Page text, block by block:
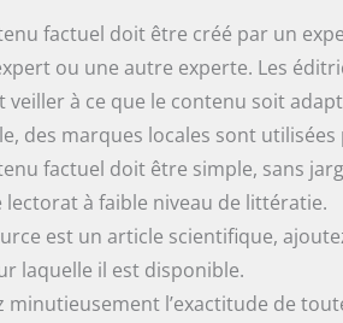
factuel doit être créé par un
ou une autre experte. Les
veiller à ce que le contenu soit
des marques locales sont
factuel doit être simple, sans
lectorat à faible niveau de littératie.
est un article scientifique,
laquelle il est disponible.
minutieusement l’exactitude de